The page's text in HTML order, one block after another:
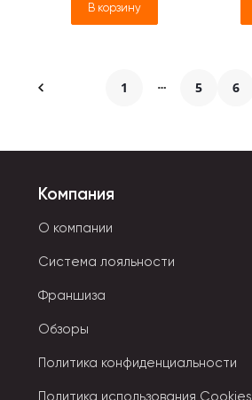
В корзину
1 5 6
Компания
О компании
Система лояльности
Франшиза
Обзоры
Политика конфиденциальности
Политика использования Cookies